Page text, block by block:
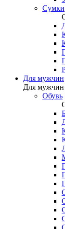
Сумки
Для мужчин
Для мужчин
Обувь